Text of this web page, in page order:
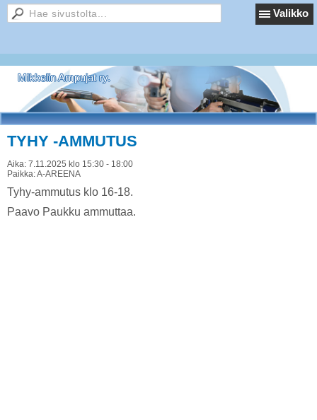
Valikko
Mikkelin Ampujat ry.
TYHY -AMMUTUS
Aika: 7.11.2025 klo 15:30 - 18:00
Paikka:A-AREENA
Tyhy-ammutus klo 16-18.
Paavo Paukku ammuttaa.